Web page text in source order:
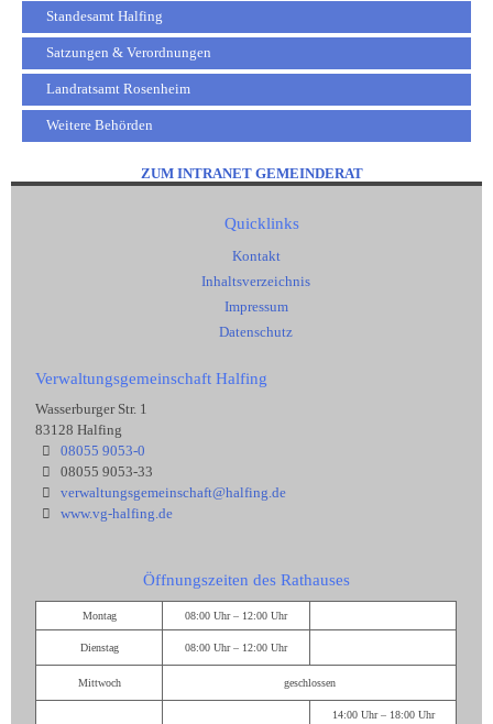
Standesamt Halfing
Satzungen & Verordnungen
Landratsamt Rosenheim
Weitere Behörden
ZUM INTRANET GEMEINDERAT
Quicklinks
Kontakt
Inhaltsverzeichnis
Impressum
Datenschutz
Verwaltungsgemeinschaft Halfing
Wasserburger Str. 1
83128 Halfing
08055 9053-0
08055 9053-33
verwaltungsgemeinschaft@halfing.de
www.vg-halfing.de
Öffnungszeiten des Rathauses
Montag 08:00 Uhr – 12:00 Uhr
Dienstag 08:00 Uhr – 12:00 Uhr
Mittwoch geschlossen
14:00 Uhr – 18:00 Uhr